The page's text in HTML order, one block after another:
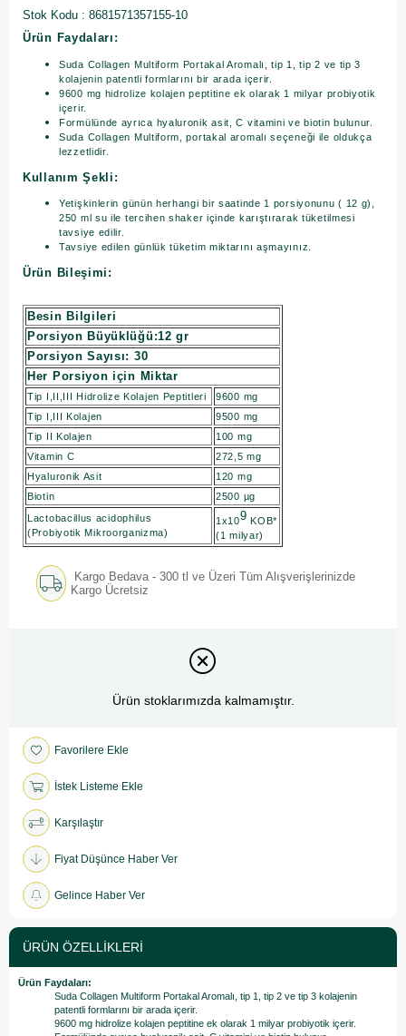
Stok Kodu
8681571357155-10
Ürün Faydaları:
Suda Collagen Multiform Portakal Aromalı, tip 1, tip 2 ve tip 3
kolajenin patentli formlarını bir arada içerir.
9600 mg hidrolize kolajen peptitine ek olarak 1 milyar probiyotik
içerir.
Formülünde ayrıca hyaluronik asit, C vitamini ve biotin bulunur.
Suda Collagen Multiform, portakal aromalı seçeneği ile oldukça
lezzetlidir.
Kullanım Şekli:
Yetişkinlerin günün herhangi bir saatinde 1 porsiyonunu ( 12 g),
250 ml su ile tercihen shaker içinde karıştırarak tüketilmesi
tavsiye edilir.
Tavsiye edilen günlük tüketim miktarını aşmayınız.
Ürün Bileşimi:
Besin Bilgileri
Porsiyon Büyüklüğü:12 gr
Porsiyon Sayısı: 30
Her Porsiyon için Miktar
Tip I,II,III Hidrolize Kolajen Peptitleri
9600 mg
Tip I,III Kolajen
9500 mg
Tip II Kolajen
100 mg
Vitamin C
272,5 mg
Hyaluronik Asit
120 mg
Biotin
2500 µg
Lactobacillus acidophilus
(Probiyotik Mikroorganizma)
1x109 KOB*
(1 milyar)
Kargo Bedava - 300 tl ve Üzeri Tüm Alışverişlerinizde
Kargo Ücretsiz
Ürün stoklarımızda kalmamıştır.
Favorilere Ekle
İstek Listeme Ekle
Karşılaştır
Fiyat Düşünce Haber Ver
Gelince Haber Ver
ÜRÜN ÖZELLIKLERI
Ürün Faydaları:
Suda Collagen Multiform Portakal Aromalı, tip 1, tip 2 ve tip 3 kolajenin
patentli formlarını bir arada içerir.
9600 mg hidrolize kolajen peptitine ek olarak 1 milyar probiyotik içerir.